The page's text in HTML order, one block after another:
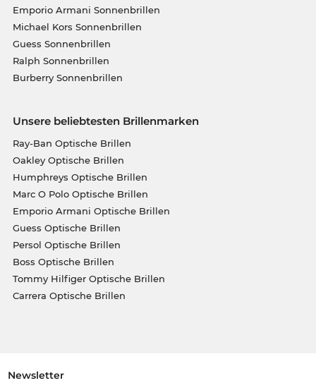
Emporio Armani Sonnenbrillen
Michael Kors Sonnenbrillen
Guess Sonnenbrillen
Ralph Sonnenbrillen
Burberry Sonnenbrillen
Unsere beliebtesten Brillenmarken
Ray-Ban Optische Brillen
Oakley Optische Brillen
Humphreys Optische Brillen
Marc O Polo Optische Brillen
Emporio Armani Optische Brillen
Guess Optische Brillen
Persol Optische Brillen
Boss Optische Brillen
Tommy Hilfiger Optische Brillen
Carrera Optische Brillen
Newsletter